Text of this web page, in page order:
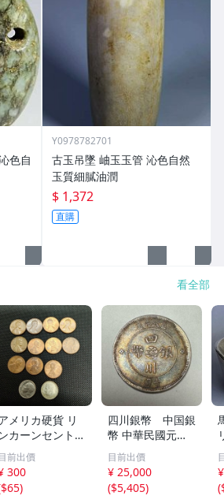
色自
Y0978782701
古玉吊墜 岫玉玉管 沁色自然
玉質細膩油潤
$ 1,372
直購
看全部
メリカ硬貨 リ
ンカーンセント
13枚セット 外
コイン 古銭 コ
クション
前出價
300
$65)
四川銀幣 中国銀
幣 中華民國元年
軍政府造 壹圓 古
銭 銀貨 アンティ
ーク
目前出價
¥ 25,000
($5,405)
(